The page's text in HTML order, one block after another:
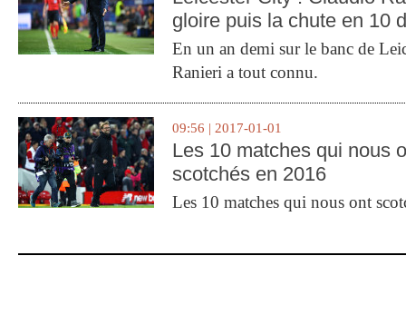
gloire puis la chute en 10
En un an demi sur le banc de
Ranieri a tout connu.
09:56 | 2017-01-01
Les 10 matches qui nous
scotchés en 2016
Les 10 matches qui nous ont